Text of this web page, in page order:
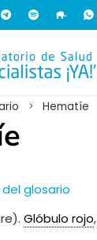
Hematíe
glosario
Glóbulo rojo,